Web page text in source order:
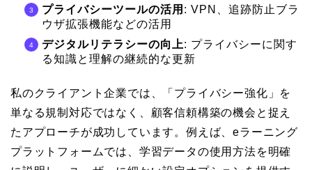
プライバシーツールの活用 : VPN、追跡防止ブラ
ウザ拡張機能などの活用
デジタルリテラシーの向上: プライバシーに関す
る知識と理解の継続的な更新
私のクライアント企業では、「プライバシー強化」を
単なる規制対応ではなく、顧客信頼構築の機会と捉え
たアプローチが成功しています。例えば、eラーニング
プラットフォームでは、学習データの使用方法を明確